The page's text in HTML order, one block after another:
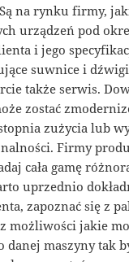
na rynku firmy,
urządzeń pod
i jego
suwnice i
także serwis.
zostać
zużycia lub
Firmy
cała gamę
uprzednio
zapoznać się z
możliwości jakie
danej maszyny tak